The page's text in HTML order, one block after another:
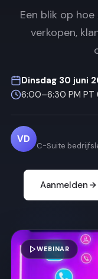
Een blik op
verkopen,
Dinsdag 30 juni
6:00–6:30 PM PT
VD
C-Suite
Aanmelden
WEBINAR